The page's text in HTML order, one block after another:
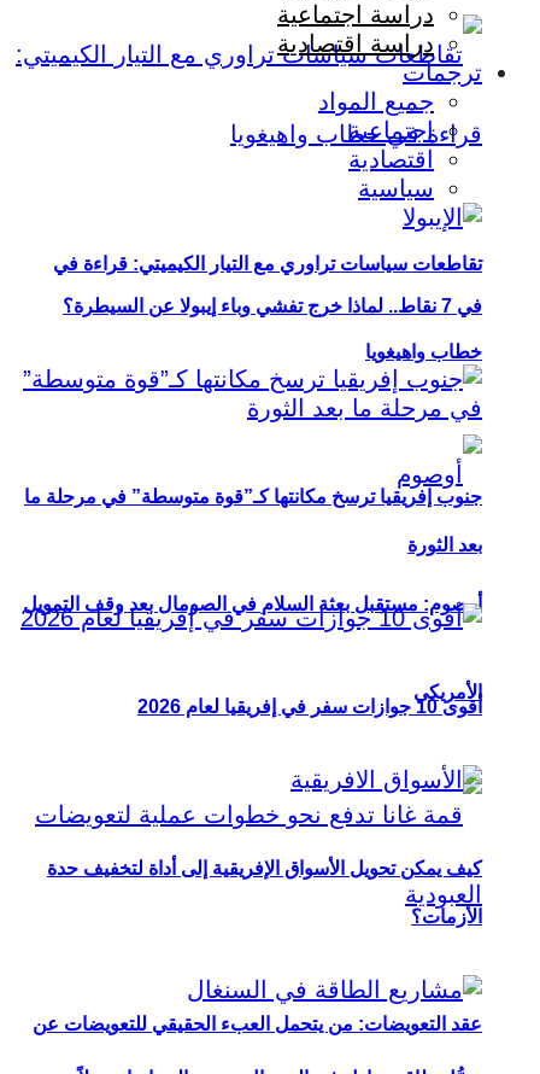
تقاطعات سياسات تراوري مع التيار الكيميتي: قراءة في
خطاب واهيغويا
أوصوم: مستقبل بعثة السلام في الصومال بعد وقف التمويل
الأمريكي
عقد التعويضات: من يتحمل العبء الحقيقي للتعويضات عن
دراسة اجتماعية
دراسة اقتصادية
ترجمات
جميع المواد
اجتماعية
اقتصادية
سياسية
في 7 نقاط.. لماذا خرج تفشي وباء إيبولا عن السيطرة؟
جنوب إفريقيا ترسخ مكانتها كـ”قوة متوسطة” في مرحلة ما
بعد الثورة
أقوى 10 جوازات سفر في إفريقيا لعام 2026
كيف يمكن تحويل الأسواق الإفريقية إلى أداة لتخفيف حدة
الأزمات؟